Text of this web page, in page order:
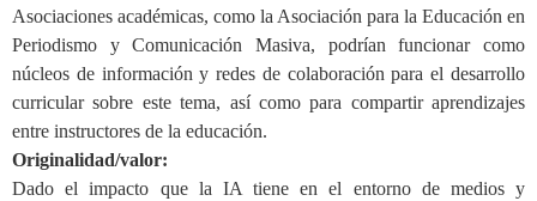
Asociaciones académicas, como la Asociación para la Educación en
Periodismo y Comunicación Masiva, podrían funcionar como
núcleos de información y redes de colaboración para el desarrollo
curricular sobre este tema, así como para compartir aprendizajes
entre instructores de la educación.
Originalidad/valor:
Dado el impacto que la IA tiene en el entorno de medios y